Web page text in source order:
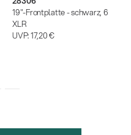
19"-Frontplatte - schwarz, 6
XLR
UVP:17,20 €